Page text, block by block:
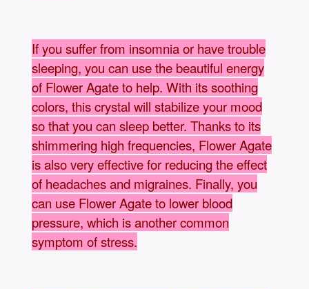
If you suffer from insomnia or have trouble
sleeping, you can use the beautiful energy
of Flower Agate to help. With its soothing
colors, this crystal will stabilize your mood
so that you can sleep better. Thanks to its
shimmering high frequencies, Flower Agate
is also very effective for reducing the effect
of headaches and migraines. Finally, you
can use Flower Agate to lower blood
pressure, which is another common
symptom of stress.